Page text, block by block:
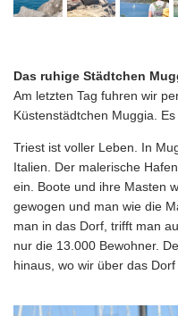
Das ruhige Städtchen
Am letzten Tag fuhren wir
Küstenstädtchen Muggia.
Triest ist voller Leben. In
Italien. Der malerische
ein. Boote und ihre Masten
gewogen und man wie die
man in das Dorf, trifft man
nur die 13.000 Bewohner.
hinaus, wo wir über das Dorf